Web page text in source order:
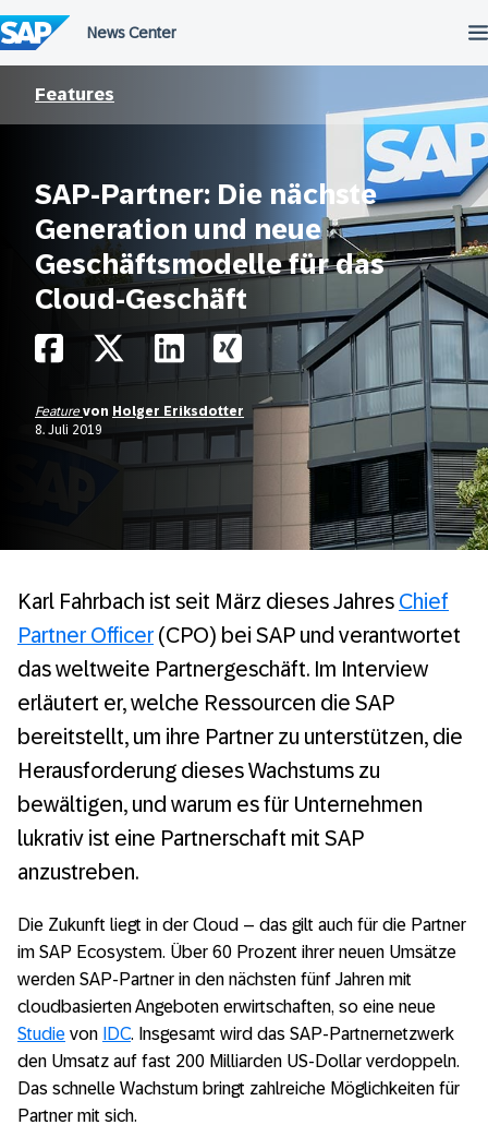
Features
SAP-Partner: Die nächste
Generation und neue
Geschäftsmodelle für das
Cloud-Geschäft
Featurevon Holger Eriksdotter
8. Juli 2019
Karl Fahrbach ist seit März dieses Jahres Chief
Partner Officer (CPO) bei SAP und verantwortet
das weltweite Partnergeschäft. Im Interview
erläutert er, welche Ressourcen die SAP
bereitstellt, um ihre Partner zu unterstützen, die
Herausforderung dieses Wachstums zu
bewältigen, und warum es für Unternehmen
lukrativ ist eine Partnerschaft mit SAP
anzustreben.
Die Zukunft liegt in der Cloud – das gilt auch für die Partner
im SAP Ecosystem. Über 60 Prozent ihrer neuen Umsätze
werden SAP-Partner in den nächsten fünf Jahren mit
cloudbasierten Angeboten erwirtschaften, so eine neue
Studie von IDC. Insgesamt wird das SAP-Partnernetzwerk
den Umsatz auf fast 200 Milliarden US-Dollar verdoppeln.
Das schnelle Wachstum bringt zahlreiche Möglichkeiten für
Partner mit sich.